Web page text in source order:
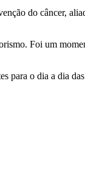
do câncer,
Foi um
para o dia a dia